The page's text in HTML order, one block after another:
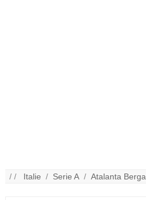
/ / Italie / Serie A /Atalanta